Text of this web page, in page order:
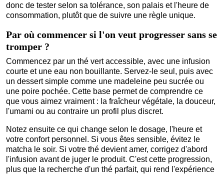
donc de tester selon sa tolérance, son palais et l'heure de
consommation, plutôt que de suivre une règle unique.
Par où commencer si l'on veut progresser sans se
tromper ?
Commencez par un thé vert accessible, avec une infusion
courte et une eau non bouillante. Servez-le seul, puis avec
un dessert simple comme une madeleine peu sucrée ou
une poire pochée. Cette base permet de comprendre ce
que vous aimez vraiment : la fraîcheur végétale, la douceur,
l'umami ou au contraire un profil plus discret.
Notez ensuite ce qui change selon le dosage, l'heure et
votre confort personnel. Si vous êtes sensible, évitez le
matcha le soir. Si votre thé devient amer, corrigez d'abord
l'infusion avant de juger le produit. C'est cette progression,
plus que la recherche d'un thé parfait, qui rend l'expérience